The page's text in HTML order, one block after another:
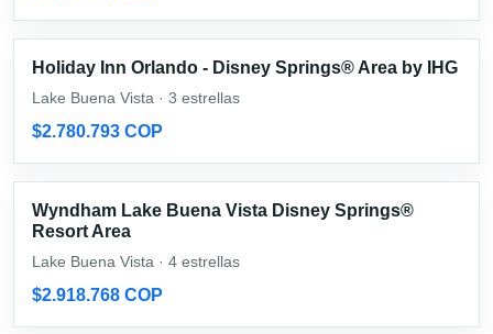
Holiday Inn Orlando - Disney Springs® Area by IHG
Lake Buena Vista · 3 estrellas
$2.780.793 COP
Wyndham Lake Buena Vista Disney Springs®
Resort Area
Lake Buena Vista · 4 estrellas
$2.918.768 COP